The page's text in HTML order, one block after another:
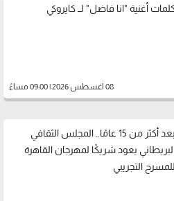
أغنية "انا فاضل" لــ كايروكي
08 اغسطس 2026 | 09:00 مساءً
بعد أكثر من 15 عامًا.. المجلس الثقافي
يعود شريكًا لمهرجان القاهرة
للمسرح التجريبي